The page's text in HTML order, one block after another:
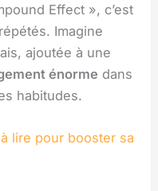
Effect », c’est
Imagine
ajoutée à une
énorme dans
habitudes.
lire pour booster sa